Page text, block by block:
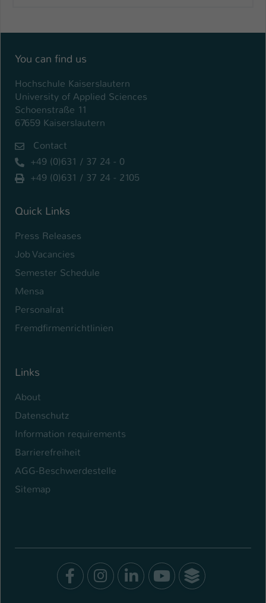
You can find us
Hochschule Kaiserslautern
University of Applied Sciences
Schoenstraße 11
67659 Kaiserslautern
Contact
+49 (0)631 / 37 24 - 0
+49 (0)631 / 37 24 - 2105
Quick Links
Press Releases
Job Vacancies
Semester Schedule
Mensa
Personalrat
Fremdfirmenrichtlinien
Links
About
Datenschutz
Information requirements
Barrierefreiheit
AGG-Beschwerdestelle
Sitemap
Facebook
Instagram
LinkedIn
Youtube